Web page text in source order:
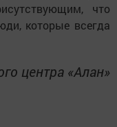
что
которые всегда
центра «Алан»